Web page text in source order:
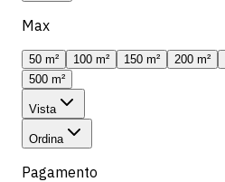
Max
50 m² 100 m² 150 m² 200 m²
500 m²
Vista
Ordina
Pagamento